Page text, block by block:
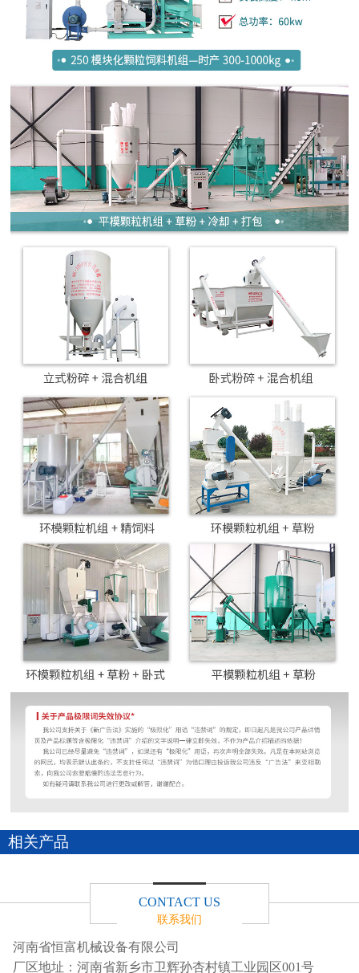
相关产品
CONTACT US
联系我们
河南省恒富机械设备有限公司
厂区地址：河南省新乡市卫辉孙杏村镇工业园区001号